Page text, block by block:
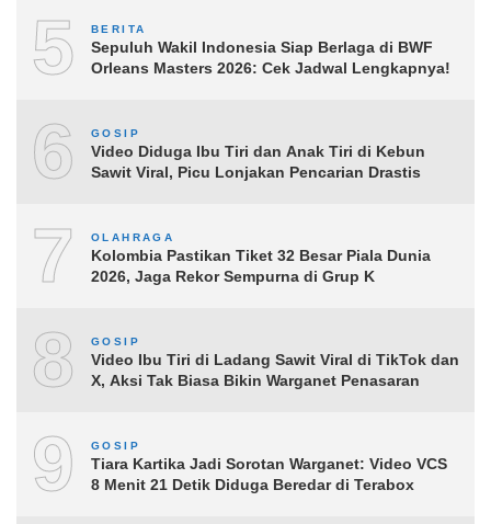
5 BERITA
Sepuluh Wakil Indonesia Siap Berlaga di BWF
Orleans Masters 2026: Cek Jadwal Lengkapnya!
6 GOSIP
Video Diduga Ibu Tiri dan Anak Tiri di Kebun
Sawit Viral, Picu Lonjakan Pencarian Drastis
7 OLAHRAGA
Kolombia Pastikan Tiket 32 Besar Piala Dunia
2026, Jaga Rekor Sempurna di Grup K
8 GOSIP
Video Ibu Tiri di Ladang Sawit Viral di TikTok dan
X, Aksi Tak Biasa Bikin Warganet Penasaran
9 GOSIP
Tiara Kartika Jadi Sorotan Warganet: Video VCS
8 Menit 21 Detik Diduga Beredar di Terabox